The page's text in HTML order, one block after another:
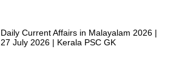
Daily Current Affairs in Malayalam 2026 |
27 July 2026 | Kerala PSC GK